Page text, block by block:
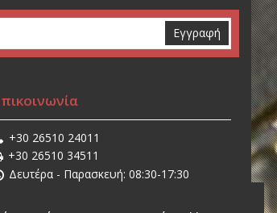
Εγγραφή
+30 26510 24011
+30 26510 34511
Δευτέρα - Παρασκευή: 08:30-17:30